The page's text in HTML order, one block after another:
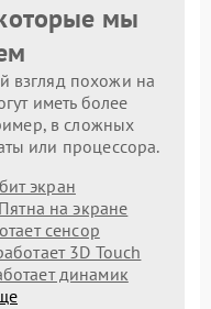
мы
взгляд похожи на
иметь более
в сложных
или процессора.
экран
Пятна на экране
сенсор
3D Touch
динамик